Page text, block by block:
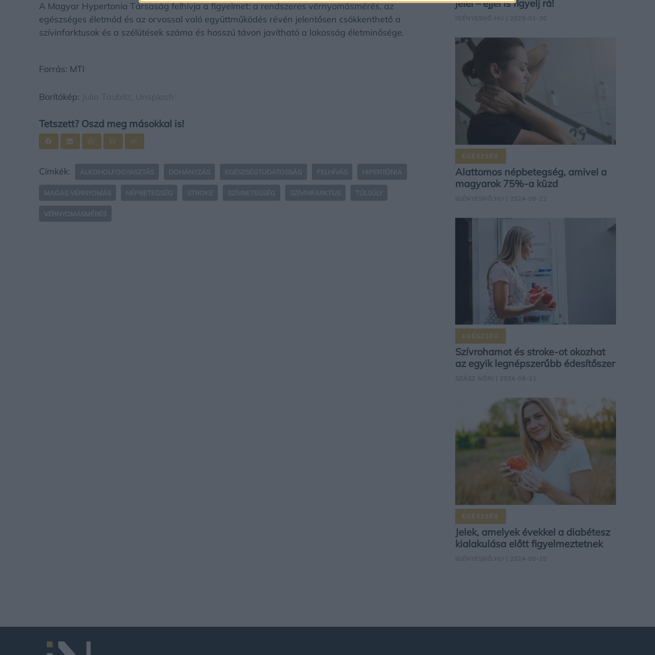
A Magyar Hypertonia Társaság felhívja a figyelmet: a rendszeres vérnyomásmérés, az
egészséges életmód és az orvossal való együttműködés révén jelentősen csökkenthető a
szívinfarktusok és a szélütések száma és hosszú távon javítható a lakosság életminősége.
Forrás: MTI
Borítókép:
Tetszett? Oszd meg másokkal is!
Címkék: ALKOHOLFOGYASZTÁS DOHÁNYZÁS EGÉSZSÉGTUDATOSSÁG FELHÍVÁS HIPERTÓNIA
MAGAS VÉRNYOMÁS NÉPBETEGSÉG STROKE SZÍVBETEGSÉG SZÍVINFARKTUS TÚLSÚLY
VÉRNYOMÁSMÉRÉS
jelei – éjjel is figyelj rá!
EGÉSZSÉG
Alattomos népbetegség, amivel a
magyarok 75%-a küzd
EGÉSZSÉG
Szívrohamot és stroke-ot okozhat
az egyik legnépszerűbb édesítőszer
EGÉSZSÉG
Jelek, amelyek évekkel a diabétesz
kialakulása előtt figyelmeztetnek